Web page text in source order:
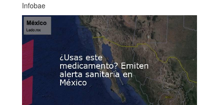
Infobae